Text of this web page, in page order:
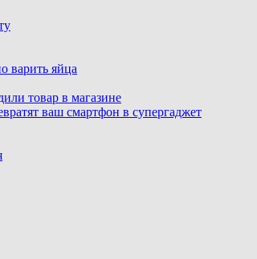
варить яйца
товар в магазине
ваш смартфон в супергаджет